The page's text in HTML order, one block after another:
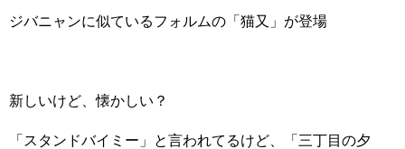
ジバニャンに似ているフォルムの「猫又」が登場
新しいけど、懐かしい？
「スタンドバイミー」と言われてるけど、「三丁目の夕